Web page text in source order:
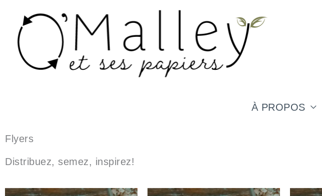
contenu
À PROPOS
Flyers
Distribuez, semez, inspirez!